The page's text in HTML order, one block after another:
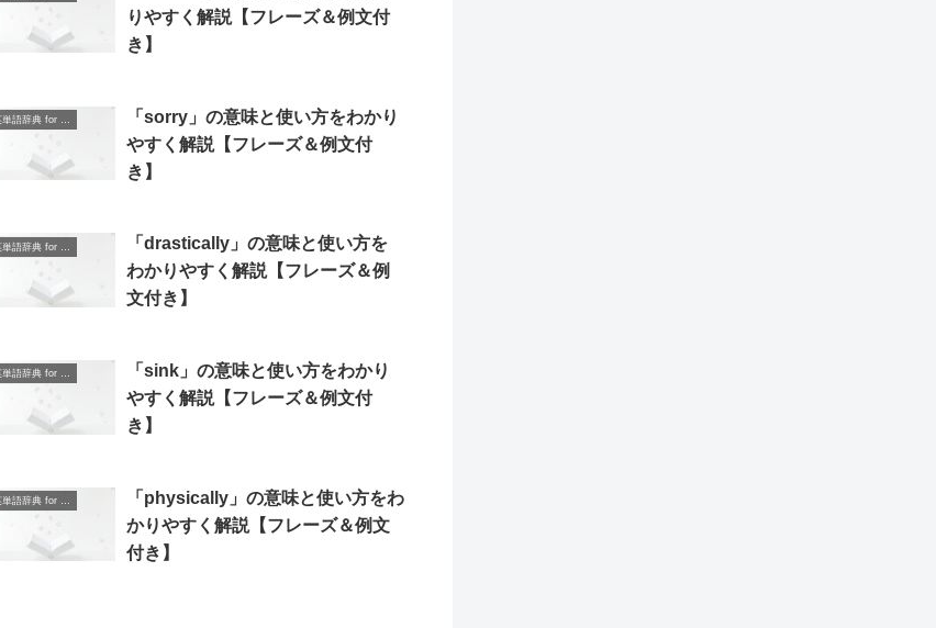
りやすく解説【フレーズ＆例文付
き】
「sorry」の意味と使い方をわかり
やすく解説【フレーズ＆例文付
き】
「drastically」の意味と使い方を
わかりやすく解説【フレーズ＆例
文付き】
英単語辞典 for Beginners
「sink」の意味と使い方をわかり
やすく解説【フレーズ＆例文付
き】
英単語辞典 for Beginners
「physically」の意味と使い方をわ
かりやすく解説【フレーズ＆例文
付き】